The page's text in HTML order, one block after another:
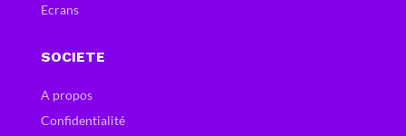
Ecrans
SOCIETE
A propos
Confidentialité